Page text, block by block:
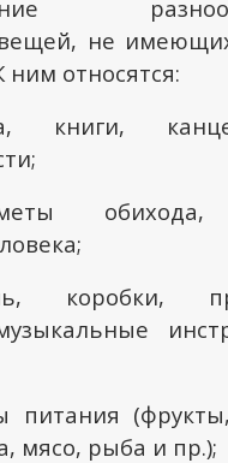
не
относятся:
книги,
обихода,
коробки,
питания
мясо, рыба и пр.);